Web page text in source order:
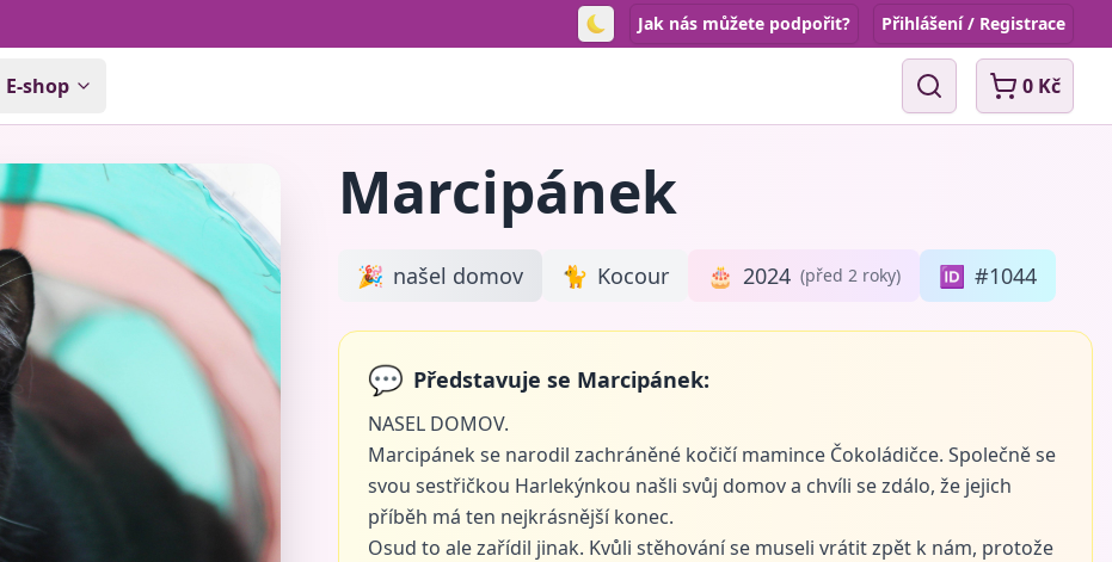
Toggle theme
Jak nás můžete podpořit? Přihlášení / Registrace
E-shop Vyhledávání0 Kč
Marcipánek
🎉 našel domov 🐈 Kocour 🎂 2024 (před 2 roky) 🆔 #1044
💬 Představuje se Marcipánek:
NASEL DOMOV.
Marcipánek se narodil zachráněné kočičí mamince Čokoládičce. Společně se
svou sestřičkou Harlekýnkou našli svůj domov a chvíli se zdálo, že jejich
příběh má ten nejkrásnější konec.
Osud to ale zařídil jinak. Kvůli stěhování se museli vrátit zpět k nám, protože